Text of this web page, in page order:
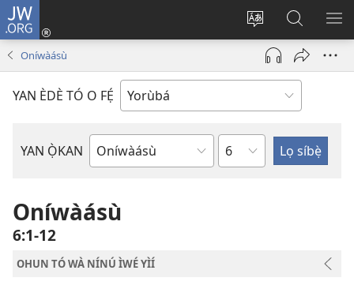
JW.ORG
Yí
èdè
ìkànnì
pa
Wọlé
(opens
window)
Wa
JW.ORG
Oníwàásù
YAN ÈDÈ TÓ O FẸ́
YAN Ọ̀KAN
Ìwé
Orí
Oníwàásù
6:1-12
OHUN TÓ WÀ NÍNÚ ÌWÉ YÌÍ